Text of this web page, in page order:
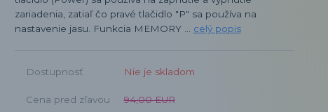
zariadenia, zatiaľ čo pravé tlačidlo "P" sa používa na
nastavenie jasu. Funkcia MEMORY ... celý popis
Dostupnosť Nie je skladom
Cena pred zľavou 94,00 EUR